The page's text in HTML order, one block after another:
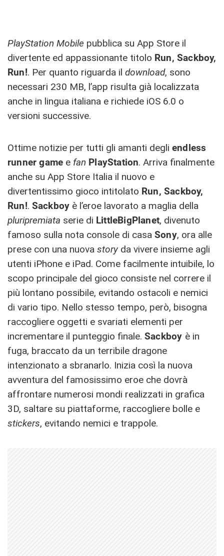
PlayStation Mobile pubblica su App Store il
divertente ed appassionante titolo Run, Sackboy,
Run!. Per quanto riguarda il download, sono
necessari 230 MB, l’app risulta già localizzata
anche in lingua italiana e richiede iOS 6.0 o
versioni successive.
Ottime notizie per tutti gli amanti degli endless
runner game e fan PlayStation. Arriva finalmente
anche su App Store Italia il nuovo e
divertentissimo gioco intitolato Run, Sackboy,
Run!. Sackboy è l’eroe lavorato a maglia della
pluripremiata serie di LittleBigPlanet, divenuto
famoso sulla nota console di casa Sony, ora alle
prese con una nuova story da vivere insieme agli
utenti iPhone e iPad. Come facilmente intuibile, lo
scopo principale del gioco consiste nel correre il
più lontano possibile, evitando ostacoli e nemici
di vario tipo. Nello stesso tempo, però, bisogna
raccogliere oggetti e svariati elementi per
incrementare il punteggio finale. Sackboy è in
fuga, braccato da un terribile dragone
intenzionato a sbranarlo. Inizia così la nuova
avventura del famosissimo eroe che dovrà
affrontare numerosi mondi realizzati in grafica
3D, saltare su piattaforme, raccogliere bolle e
stickers, evitando nemici e trappole.